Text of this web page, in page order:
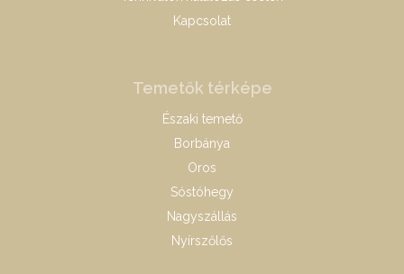
Kapcsolat
Temetők térképe
Északi temető
Borbánya
Oros
Sóstóhegy
Nagyszállás
Nyírszőlős